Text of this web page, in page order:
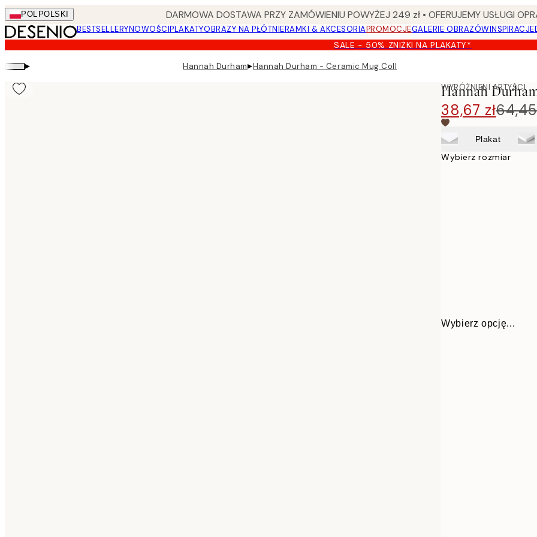
Skip
to
main
content.
POL POLSKI DARMOWA DOSTAWA PRZY ZAMÓWIENIU POWYŻEJ 249 zł • OFERUJEMY USŁUGI
BESTSELLERYNOWOŚCIPLAKATYOBRAZY NA PŁÓTNIERAMKI & AKCESORIAPROMOCJEGALERIE OBRAZÓWINSPIRACJE
SALE - 50% ZNIŻKI NA PLAKATY*
▸ Hannah Durham▸Hannah Durham - Ceramic Mug Collector Plakat
WYRÓŻNIENI ARTYŚCI
Hannah
38,67 zł64,45
Plakat
Wybierz rozmiar
Wybierz opcję...